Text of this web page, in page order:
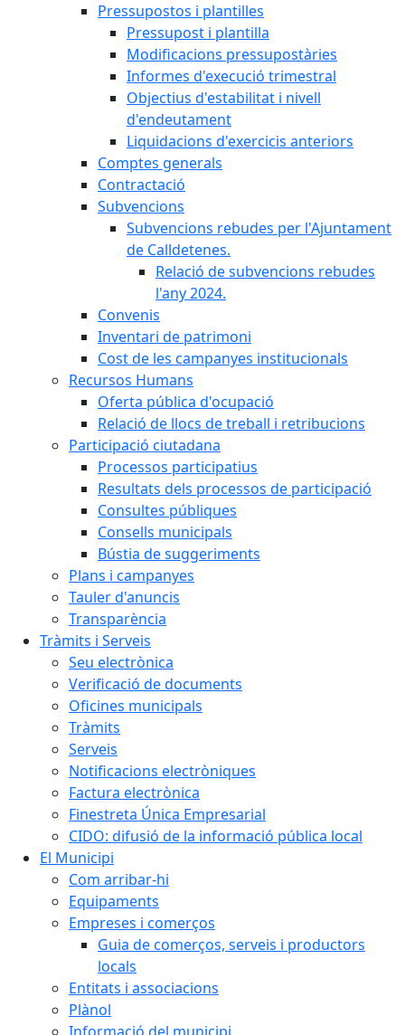
Pressupostos i plantilles
Pressupost i plantilla
Modificacions pressupostàries
Informes d'execució trimestral
Objectius d'estabilitat i nivell
d'endeutament
Liquidacions d'exercicis anteriors
Comptes generals
Contractació
Subvencions
Subvencions rebudes per l'Ajuntament
de Calldetenes.
Relació de subvencions rebudes
l'any 2024.
Convenis
Inventari de patrimoni
Cost de les campanyes institucionals
Recursos Humans
Oferta pública d'ocupació
Relació de llocs de treball i retribucions
Participació ciutadana
Processos participatius
Resultats dels processos de participació
Consultes públiques
Consells municipals
Bústia de suggeriments
Plans i campanyes
Tauler d'anuncis
Transparència
Tràmits i Serveis
Seu electrònica
Verificació de documents
Oficines municipals
Tràmits
Serveis
Notificacions electròniques
Factura electrònica
Finestreta Única Empresarial
CIDO: difusió de la informació pública local
El Municipi
Com arribar-hi
Equipaments
Empreses i comerços
Guia de comerços, serveis i productors
locals
Entitats i associacions
Plànol